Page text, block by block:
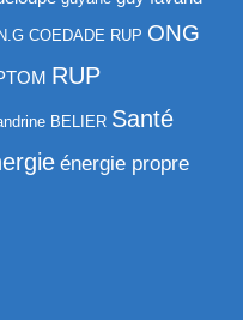
COEDADE RUP ONG
RUP
BELIER Santé
énergie propre